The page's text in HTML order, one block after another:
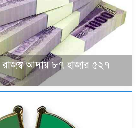
রাজস্ব আদায় ৮৭ হাজার ৫২৭